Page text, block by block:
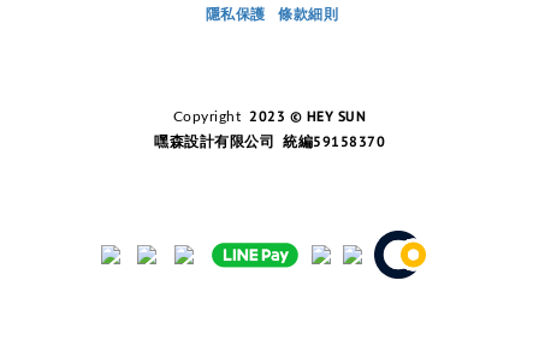
隱私保護 條款細則
Copyright
2023 © HEY SUN
嘿森設計有限公司 統編59158370